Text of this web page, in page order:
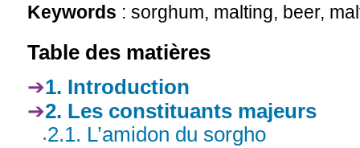
Keywords : sorghum, malting, beer,
Table des matières
1. Introduction
2. Les constituants majeurs
2.1. L’amidon du sorgho